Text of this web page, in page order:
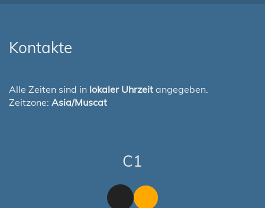
Kontakte
Alle Zeiten sind in lokaler Uhrzeit angegeben.
Zeitzone: Asia/Muscat
C1